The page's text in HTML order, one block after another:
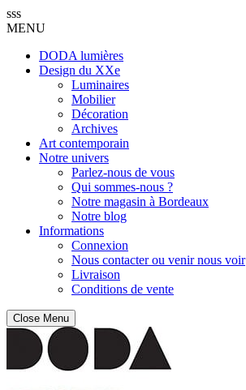
sss
MENU
DODA lumières
Design du XXe
Luminaires
Mobilier
Décoration
Archives
Art contemporain
Notre univers
Parlez-nous de vous
Qui sommes-nous ?
Notre magasin à Bordeaux
Notre blog
Informations
Connexion
Nous contacter ou venir nous voir
Livraison
Conditions de vente
Close Menu